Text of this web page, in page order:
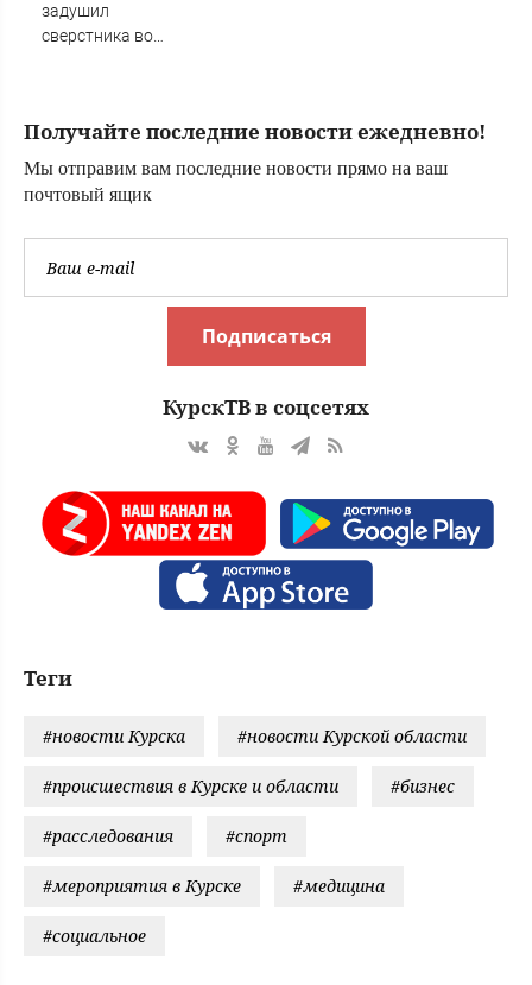
задушил
сверстника во
Получайте последние новости ежедневно!
Мы отправим вам последние новости прямо на ваш
почтовый ящик
Подписаться
КурскТВ в соцсетях
Теги
#новости Курска #новости Курской области
#происшествия в Курске и области #бизнес
#расследования #спорт
#мероприятия в Курске #медицина
#социальное